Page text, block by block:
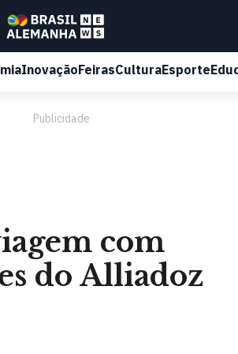
InovaçãoFeirasCulturaEsporte
Publicidade
com
do Alliadoz